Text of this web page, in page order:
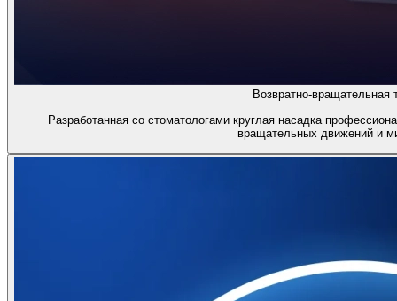
Возвратно-вращательная
Разработанная со стоматологами круглая насадка
вращательных движений и